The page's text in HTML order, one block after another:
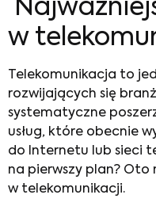
w
Telekomunikacja to
rozwijających się
systematyczne
usług, które obecnie
do Internetu lub sieci
na pierwszy plan? Oto
w telekomunikacji.